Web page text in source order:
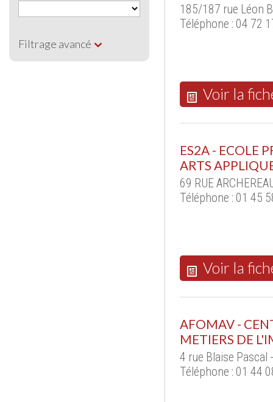
Filtrage avancé
185/187 rue Léon
Téléphone : 04 72
Voir la
ES2A - ECOLE
ARTS
69 RUE
Téléphone : 01 45
Voir la
AFOMAV -
METIERS DE
4 rue Blaise Pascal
Téléphone : 01 44